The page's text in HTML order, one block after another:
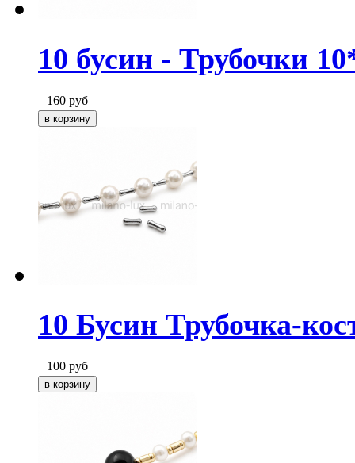
10 бусин - Трубочки
160 руб
10 Бусин Трубочка-
100 руб